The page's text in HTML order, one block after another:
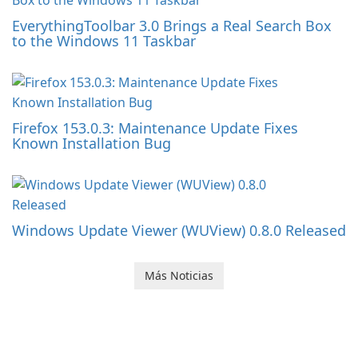
EverythingToolbar 3.0 Brings a Real Search Box
to the Windows 11 Taskbar
Firefox 153.0.3: Maintenance Update Fixes
Known Installation Bug
Windows Update Viewer (WUView) 0.8.0 Released
Más Noticias